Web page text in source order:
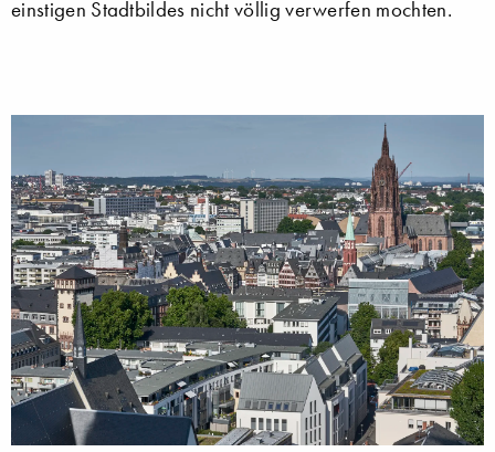
einstigen Stadtbildes nicht völlig verwerfen mochten.